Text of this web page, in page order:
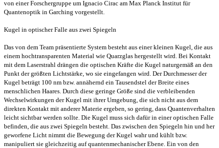
von einer Forschergruppe um Ignacio Cirac am Max Planck Institut für
Quantenoptik in Garching vorgestellt.
Kugel in optischer Falle aus zwei Spiegeln
Das von dem Team präsentierte System besteht aus einer kleinen Kugel, die aus
einem hochtransparenten Material wie Quarzglas hergestellt wird. Bei Kontakt
mit dem Laserstrahl drängen die optischen Kräfte die Kugel naturgemäß an den
Punkt der größten Lichtstärke, wo sie eingefangen wird. Der Durchmesser der
Kugel beträgt 100 nm bzw. annähernd ein Tausendstel der Breite eines
menschlichen Haares. Durch diese geringe Größe sind die verbleibenden
Wechselwirkungen der Kugel mit ihrer Umgebung, die sich nicht aus dem
direkten Kontakt mit anderer Materie ergeben, so gering, dass Quantenverhalten
leicht sichtbar werden sollte. Die Kugel muss sich dafür in einer optischen Falle
befinden, die aus zwei Spiegeln besteht. Das zwischen den Spiegeln hin und her
geworfene Licht nimmt die Bewegung der Kugel wahr und kühlt bzw.
manipuliert sie gleichzeitig auf quantenmechanischer Ebene. Ein von den